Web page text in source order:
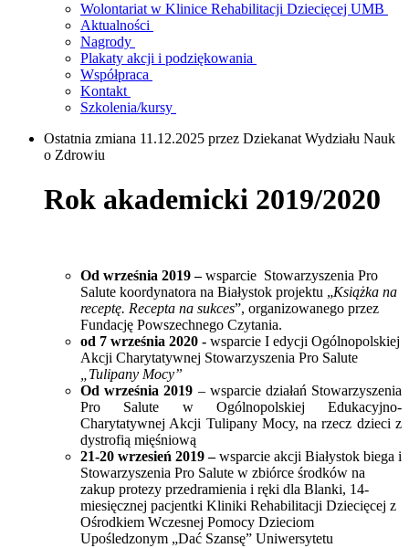
Wolontariat w Klinice Rehabilitacji Dziecięcej UMB
Aktualności
Nagrody
Plakaty akcji i podziękowania
Współpraca
Kontakt
Szkolenia/kursy
Ostatnia zmiana 11.12.2025 przez Dziekanat Wydziału Nauk
o Zdrowiu
Rok akademicki 2019/2020
Od września 2019 –wsparcie Stowarzyszenia Pro
Salute koordynatora na Białystok projektu „Książka na
receptę. Recepta na sukces”, organizowanego przez
Fundację Powszechnego Czytania.
od 7 września 2020 - wsparcie I edycji Ogólnopolskiej
Akcji Charytatywnej Stowarzyszenia Pro Salute
„Tulipany Mocy”
Od września 2019 – wsparcie działań Stowarzyszenia
Pro Salute w Ogólnopolskiej Edukacyjno-
Charytatywnej Akcji Tulipany Mocy, na rzecz dzieci z
dystrofią mięśniową
21-20 wrzesień 2019 –wsparcie akcji Białystok biega i
Stowarzyszenia Pro Salute w zbiórce środków na
zakup protezy przedramienia i ręki dla Blanki, 14-
miesięcznej pacjentki Kliniki Rehabilitacji Dziecięcej z
Ośrodkiem Wczesnej Pomocy Dzieciom
Upośledzonym „Dać Szansę” Uniwersytetu